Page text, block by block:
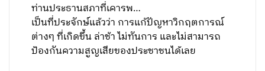
ท่านประธานสภาที่เคารพ…
เป็นที่ประจักษ์แล้วว่า การแก้ปัญหาวิกฤตการณ์
ต่างๆ ที่เกิดขึ้น ล่าช้า ไม่ทันการ และไม่สามารถ
ป้องกันความสูญเสียของประชาชนได้เลย